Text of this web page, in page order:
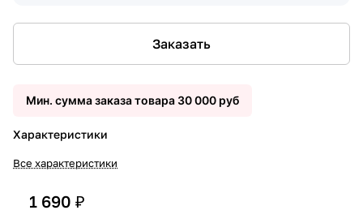
Заказать
Мин. сумма заказа товара 30 000 руб
Характеристики
Все характеристики
1 690 ₽